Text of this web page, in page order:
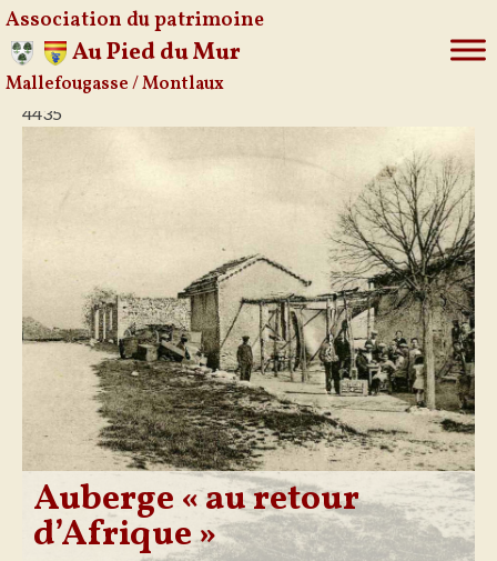
Aller
Association du patrimoine
Au Pied du Mur
Mallefougasse / Montlaux
4435
Auberge « au retour
d’Afrique »